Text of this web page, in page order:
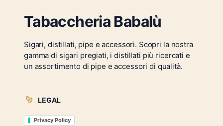
Tabaccheria Babalù
Sigari, distillati, pipe e accessori. Scopri la nostra
gamma di sigari pregiati, i distillati più ricercati e
un assortimento di pipe e accessori di qualità.
LEGAL
Privacy Policy